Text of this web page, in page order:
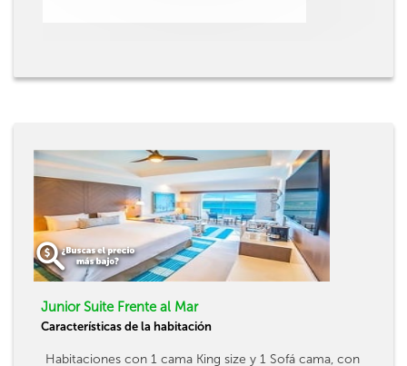
Junior Suite Frente al Mar
Características de la habitación
Habitaciones con 1 cama King size y 1 Sofá cama, con